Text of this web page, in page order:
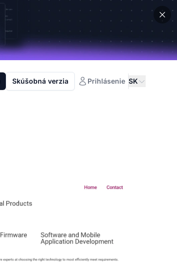
Skúšobná verzia Prihlásenie SK